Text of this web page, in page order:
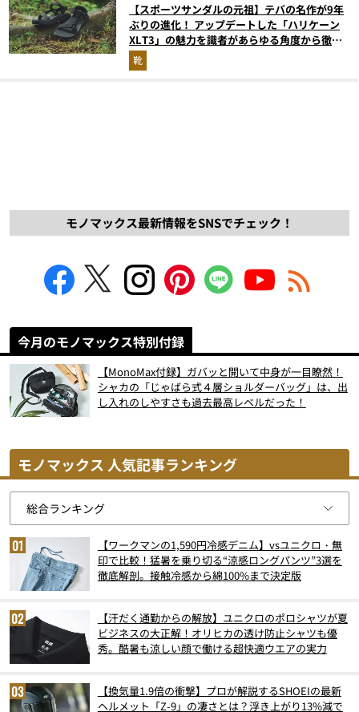
【スポーツサンダルの元祖】テバの名作が9年
ぶりの進化！ アップデートした「ハリケーン
XLT3」の魅力を識者があらゆる角度から徹底
解説！
靴
モノマックス最新情報をSNSでチェック！
今月のモノマックス特別付録
【MonoMax付録】ガバッと開いて中身が一目瞭然！
シャカの「じゃばら式４層ショルダーバッグ」は、出
し入れのしやすさも過去最高レベルだった！
モノマックス 人気記事ランキング
【ワークマンの1,590円冷感デニム】vsユニクロ・無
印で比較！猛暑を乗り切る“涼感ロングパンツ”3選を
徹底解剖。接触冷感から綿100%まで決定版
【汗だく通勤からの解放】ユニクロのポロシャツが夏
ビジネスの大正解！オリヒカの透け防止シャツも優
秀。酷暑も涼しい顔で働ける超快適ウエアの実力
【換気量1.9倍の衝撃】プロが解説するSHOEIの最新
ヘルメット「Z-9」の凄さとは？浮き上がり13%減で